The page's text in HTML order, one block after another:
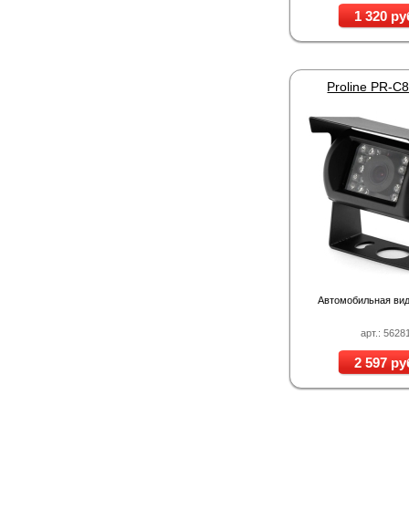
1 320
арт.:
Proline PR-
Автомобильная
2 597